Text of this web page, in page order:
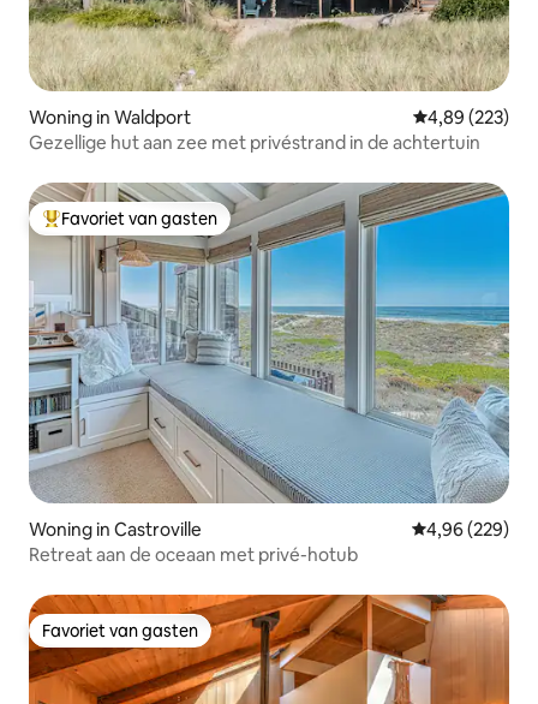
Woning in Waldport Gemiddelde
4,89 (223)
Gezellige hut aan zee met privéstrand in de achtertuin
Topfavoriet van gasten
Favoriet van gasten
Woning in Castroville Gemiddelde
4,96 (229)
Retreat aan de oceaan met privé-hotub
Favoriet van gasten
Favoriet van gasten